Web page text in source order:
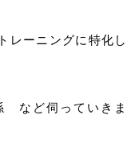
レーニングに特化し
など伺っていきま